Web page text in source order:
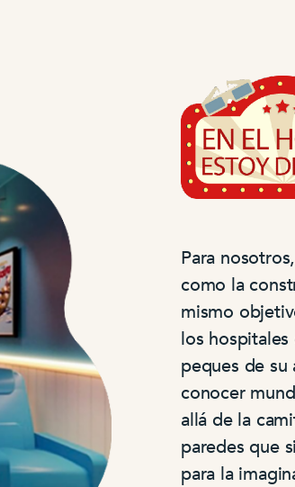
Para
como la
mismo
los hospitales
peques de
conocer
allá de la
paredes que
para la